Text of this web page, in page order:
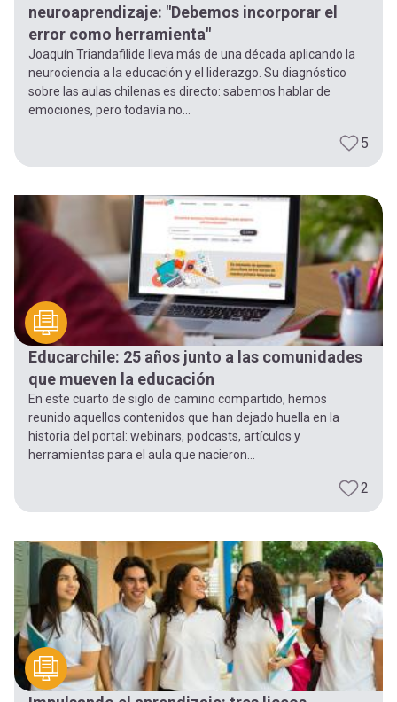
neuroaprendizaje: "Debemos incorporar el
error como herramienta"
Joaquín Triandafilide lleva más de una década aplicando la
neurociencia a la educación y el liderazgo. Su diagnóstico
sobre las aulas chilenas es directo: sabemos hablar de
emociones, pero todavía no...
5
Educarchile: 25 años junto a las comunidades
que mueven la educación
En este cuarto de siglo de camino compartido, hemos
reunido aquellos contenidos que han dejado huella en la
historia del portal: webinars, podcasts, artículos y
herramientas para el aula que nacieron...
2